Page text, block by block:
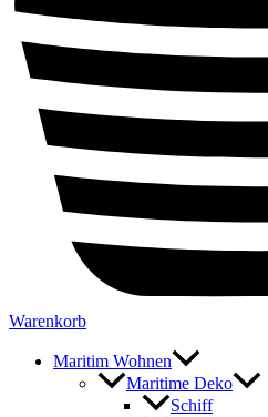
Warenkorb
Maritim Wohnen
Maritime Deko
Schiff